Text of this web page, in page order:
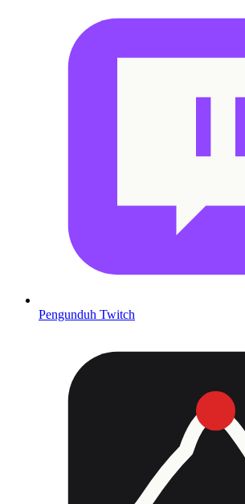
Pengunduh Twitch